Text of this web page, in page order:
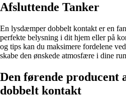
Afsluttende Tanker
En lysdæmper dobbelt kontakt er en
perfekte belysning i dit hjem eller på
og tips kan du maksimere fordelene
skabe den ønskede atmosfære i dine
Den førende producent
dobbelt kontakt